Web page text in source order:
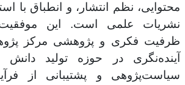
محتوایی، نظم انتشار، و انطباق با
نشریات علمی است. این
ظرفیت فکری و پژوهشی مرکز
آینده‌نگری در حوزه تولید
سیاست‌پژوهی و پشتیبانی از